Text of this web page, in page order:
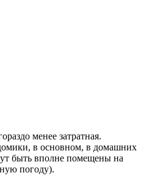
менее затратная.
в основном, в домашних
быть вполне помещены на
погоду).